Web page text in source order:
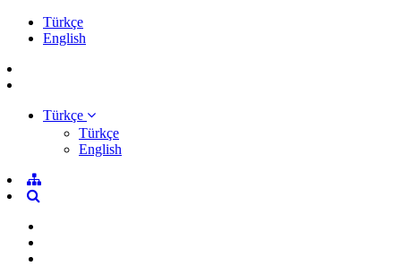
Türkçe
English
Türkçe
Türkçe
English